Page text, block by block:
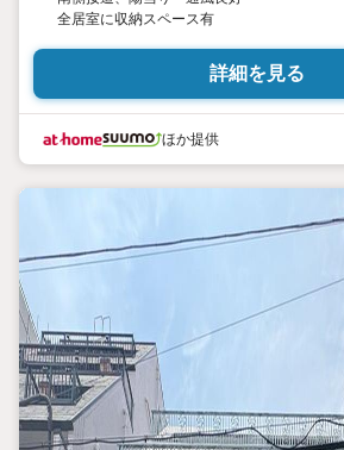
全居室に収納スペース有
詳細を見る
ほか提供